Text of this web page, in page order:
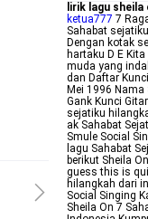
lirik lagu
ketua777 7
Sahabat
Dengan kotak
hartaku D E
muda yang
dan Daftar
Mei 1996
Gank Kunci
sejatiku
ak Sahabat
Smule Social
lagu Sahabat
berikut Sheila
guess this is
hilangkah dari
Social Singing
Sheila On 7